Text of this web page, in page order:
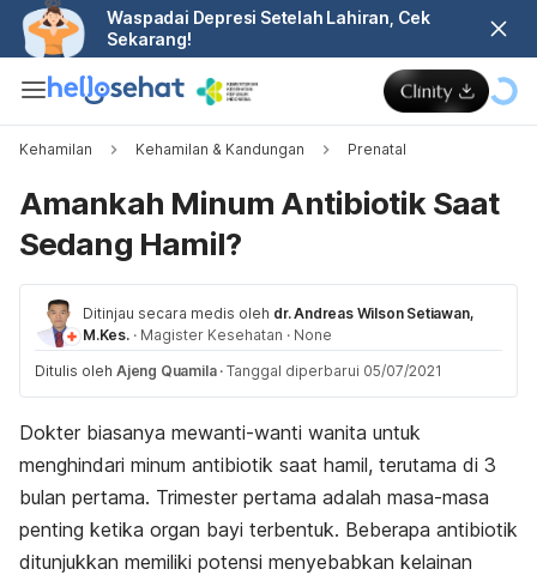
Waspadai Depresi Setelah Lahiran, Cek
Sekarang!
Kehamilan Kehamilan & Kandungan Prenatal
Amankah Minum Antibiotik Saat
Sedang Hamil?
Ditinjau secara medis oleh dr. Andreas Wilson Setiawan,
M.Kes. · Magister Kesehatan · None
Ditulis oleh Ajeng Quamila · Tanggal diperbarui 05/07/2021
Dokter biasanya mewanti-wanti wanita untuk
menghindari minum antibiotik saat hamil, terutama di 3
bulan pertama. Trimester pertama adalah masa-masa
penting ketika organ bayi terbentuk. Beberapa antibiotik
ditunjukkan memiliki potensi menyebabkan kelainan